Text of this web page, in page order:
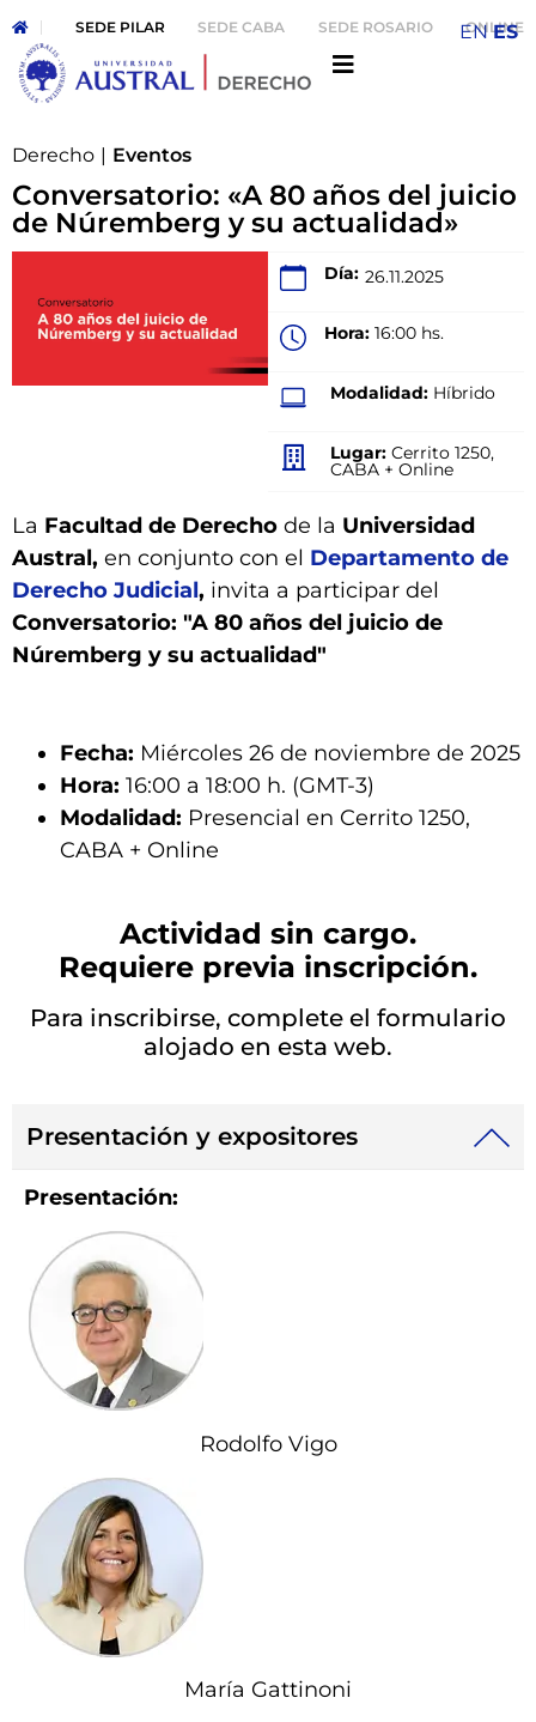
SEDE PILAR SEDE CABA SEDE ROSARIO ONLINE
Derecho | Eventos
Conversatorio: «A 80 años del juicio
de Núremberg y su actualidad»
Día: 26.11.2025
Hora: 16:00 hs.
Modalidad: Híbrido
Lugar: Cerrito 1250,
CABA + Online
La Facultad de Derecho de la Universidad
Austral, en conjunto con el Departamento de
Derecho Judicial, invita a participar del
Conversatorio: "A 80 años del juicio de
Núremberg y su actualidad"
Fecha: Miércoles 26 de noviembre de 2025
Hora: 16:00 a 18:00 h. (GMT-3)
Modalidad: Presencial en Cerrito 1250,
CABA + Online
Actividad sin cargo.
Requiere previa inscripción.
Para inscribirse, complete el formulario
alojado en esta web.
Presentación y expositores
Presentación:
Rodolfo Vigo
María Gattinoni
EN ES